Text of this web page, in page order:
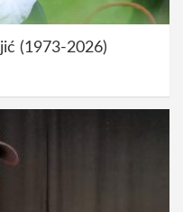
(1973-2026)